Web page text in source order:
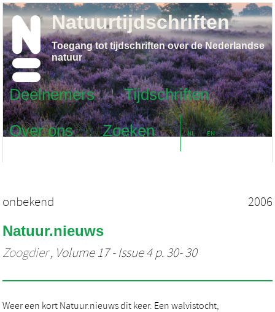
Deelnemers
Tijdschriften
Over ons
Zoeken NL EN
Natuurtijdschriften
Toegang tot tijdschriften over de Nederlandse
natuur
onbekend 2006
Natuur.nieuws
Zoogdier, Volume 17 - Issue 4 p. 30- 30
Weer een kort Natuur.nieuws dit keer. Een walvistocht,